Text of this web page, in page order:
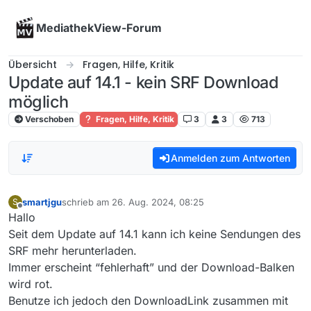
MediathekView-Forum
Übersicht Fragen, Hilfe, Kritik
Update auf 14.1 - kein SRF Download
möglich
Verschoben Fragen, Hilfe, Kritik 3 3 713
Anmelden zum Antworten
S
Offline
smartjguschrieb am 26. Aug. 2024, 08:25
zuletzt editiert von
Hallo
Seit dem Update auf 14.1 kann ich keine Sendungen des
SRF mehr herunterladen.
Immer erscheint “fehlerhaft” und der Download-Balken
wird rot.
Benutze ich jedoch den DownloadLink zusammen mit